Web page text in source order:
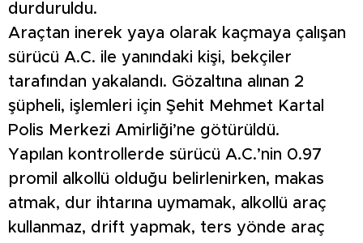
durduruldu.
Araçtan inerek yaya olarak kaçmaya çalışan
sürücü A.C. ile yanındaki kişi, bekçiler
tarafından yakalandı. Gözaltına alınan 2
şüpheli, işlemleri için Şehit Mehmet Kartal
Polis Merkezi Amirliği’ne götürüldü.
Yapılan kontrollerde sürücü A.C.’nin 0.97
promil alkollü olduğu belirlenirken, makas
atmak, dur ihtarına uymamak, alkollü araç
kullanmaz, drift yapmak, ters yönde araç